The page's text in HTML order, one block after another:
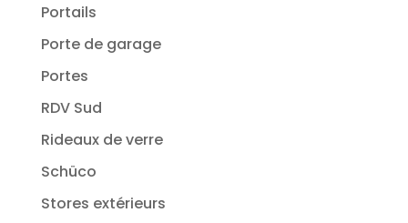
Portails
Porte de garage
Portes
RDV Sud
Rideaux de verre
Schüco
Stores extérieurs